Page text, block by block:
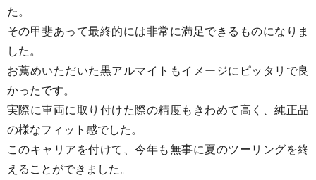
た。
その甲斐あって最終的には非常に満足できるものになりま
した。
お薦めいただいた黒アルマイトもイメージにピッタリで良
かったです。
実際に車両に取り付けた際の精度もきわめて高く、純正品
の様なフィット感でした。
このキャリアを付けて、今年も無事に夏のツーリングを終
えることができました。